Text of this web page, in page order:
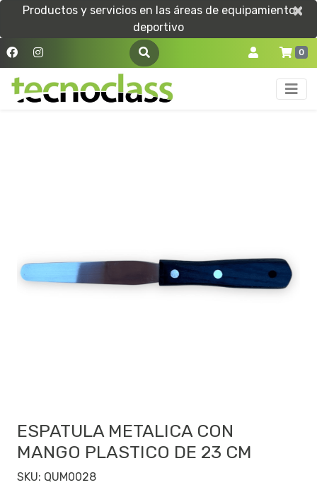
Productos y servicios en las áreas de equipamiento
deportivo
×
×
0
ESPATULA METALICA CON
MANGO PLASTICO DE 23 CM
SKU: QUM0028